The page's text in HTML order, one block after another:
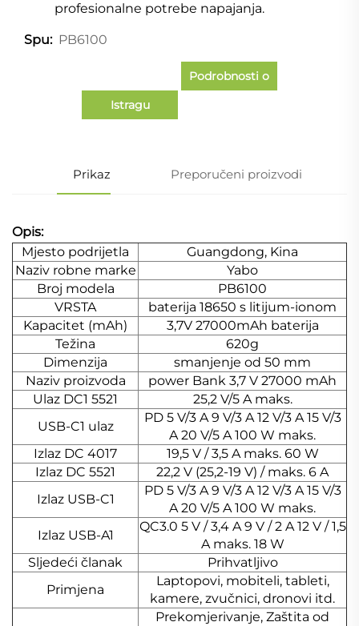
profesionalne potrebe napajanja.
Spu: PB6100
Istragu
Podrobnosti o
Prikaz Preporučeni proizvodi
Opis:
Mjesto podrijetla
Guangdong, Kina
Naziv robne marke
Yabo
Broj modela
PB6100
VRSTA
baterija 18650 s litijum-ionom
Kapacitet (mAh)
3,7V 27000mAh baterija
Težina
620g
Dimenzija
smanjenje od 50 mm
Naziv proizvoda
power Bank 3,7 V 27000 mAh
Ulaz DC1 5521
25,2 V/5 A maks.
USB-C1 ulaz
PD 5 V/3 A 9 V/3 A 12 V/3 A 15 V/3
A 20 V/5 A 100 W maks.
Izlaz DC 4017
19,5 V / 3,5 A maks. 60 W
Izlaz DC 5521
22,2 V (25,2-19 V) / maks. 6 A
Izlaz USB-C1
PD 5 V/3 A 9 V/3 A 12 V/3 A 15 V/3
A 20 V/5 A 100 W maks.
Izlaz USB-A1
QC3.0 5 V / 3,4 A 9 V / 2 A 12 V / 1,5
A maks. 18 W
Sljedeći članak
Prihvatljivo
Primjena
Laptopovi, mobiteli, tableti,
kamere, zvučnici, dronovi itd.
Prekomjerivanje, Zaštita od